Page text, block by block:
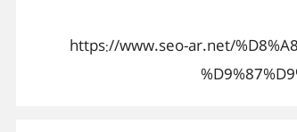
https://www.seo-ar.net/